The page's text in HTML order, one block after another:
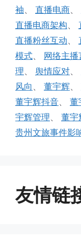
袖、 直播电商、
直播电商架构、
直播粉丝互动、
模式、 网络主播
理、 舆情应对、
风向 、 董宇辉、
董宇辉抖音、 董
宇辉管理、 董宇
贵州文旅事件影
友情链